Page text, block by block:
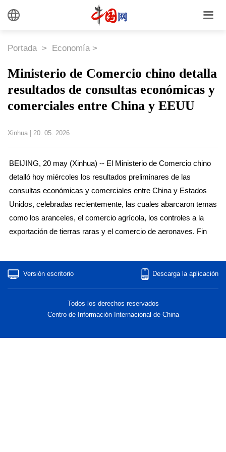
Portada > Economía >
Ministerio de Comercio chino detalla
resultados de consultas económicas y
comerciales entre China y EEUU
Xinhua 20. 05. 2026
BEIJING, 20 may (Xinhua) -- El Ministerio de Comercio chino
detalló hoy miércoles los resultados preliminares de las
consultas económicas y comerciales entre China y Estados
Unidos, celebradas recientemente, las cuales abarcaron temas
como los aranceles, el comercio agrícola, los controles a la
exportación de tierras raras y el comercio de aeronaves. Fin
Versión escritorio Descarga la aplicación
Todos los derechos reservados
Centro de Información Internacional de China